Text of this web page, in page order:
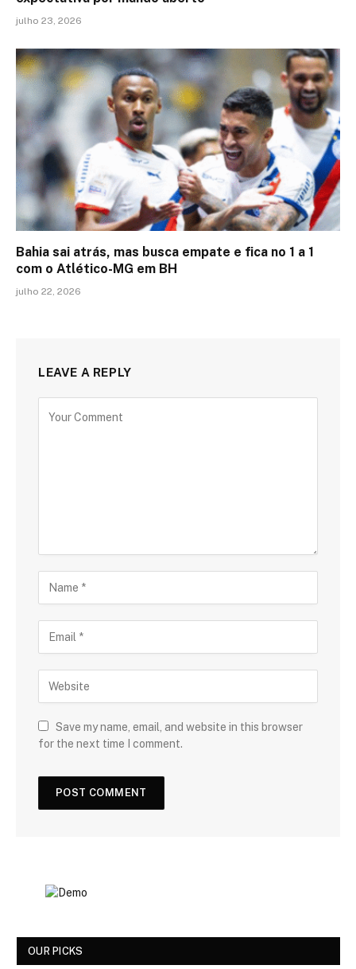
julho 23, 2026
Bahia sai atrás, mas busca empate e fica no 1 a 1
com o Atlético-MG em BH
julho 22, 2026
LEAVE A REPLY
Save my name, email, and website in this browser
for the next time I comment.
OUR PICKS